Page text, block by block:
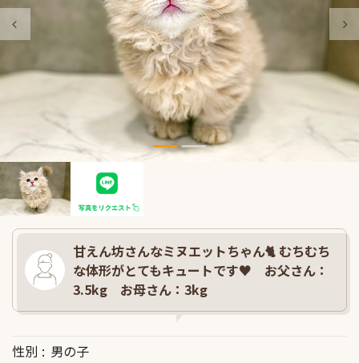
甘えん坊さんなミヌエットちゃん🐈 むちむち
な体形がとてもキュートです♥ お父さん：
3.5kg お母さん：3kg
性別
男の子